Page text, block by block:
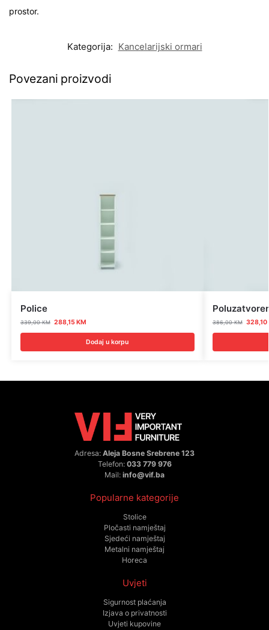
prostor.
Kategorija: Kancelarijski ormari
Povezani proizvodi
Police
339,00KM 288,15KM
Dodaj u korpu
386,00KM 328,10
Adresa: Aleja Bosne Srebrene 123
Telefon: 033 779 976
Mail: info@vif.ba
Popularne kategorije
Stolice
Pločasti namještaj
Sjedeći namještaj
Metalni namještaj
Horeca
Uvjeti
Sigurnost plaćanja
Izjava o privatnosti
Uvjeti kupovine